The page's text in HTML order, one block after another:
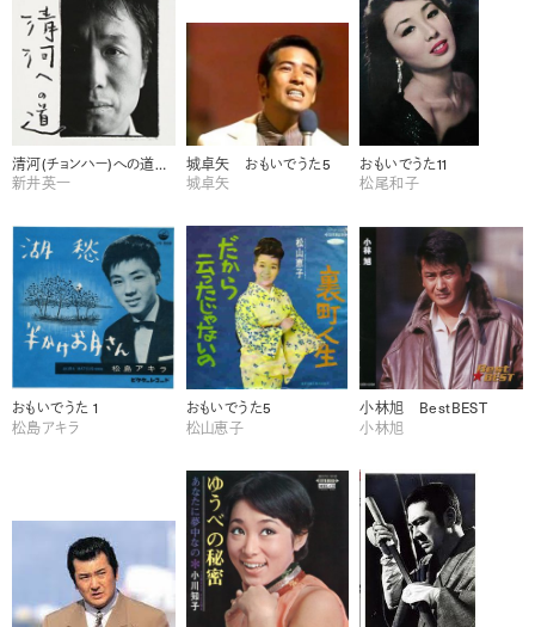
清河(チョンハー)への道～48番
新井英一
城卓矢 おもいでうた5
城卓矢
おもいでうた11
松尾和子
おもいでうた 1
松島アキラ
おもいでうた5
松山恵子
小林旭 BestBEST
小林旭